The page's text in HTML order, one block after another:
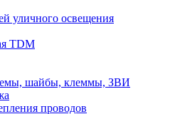
уличного освещения
TDM
шайбы, клеммы, ЗВИ
проводов